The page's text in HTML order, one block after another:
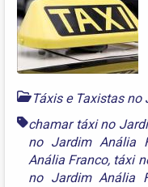
Táxis e Taxistas
chamar táxi no
no Jardim Anália
Anália Franco, táxi
no Jardim Anália